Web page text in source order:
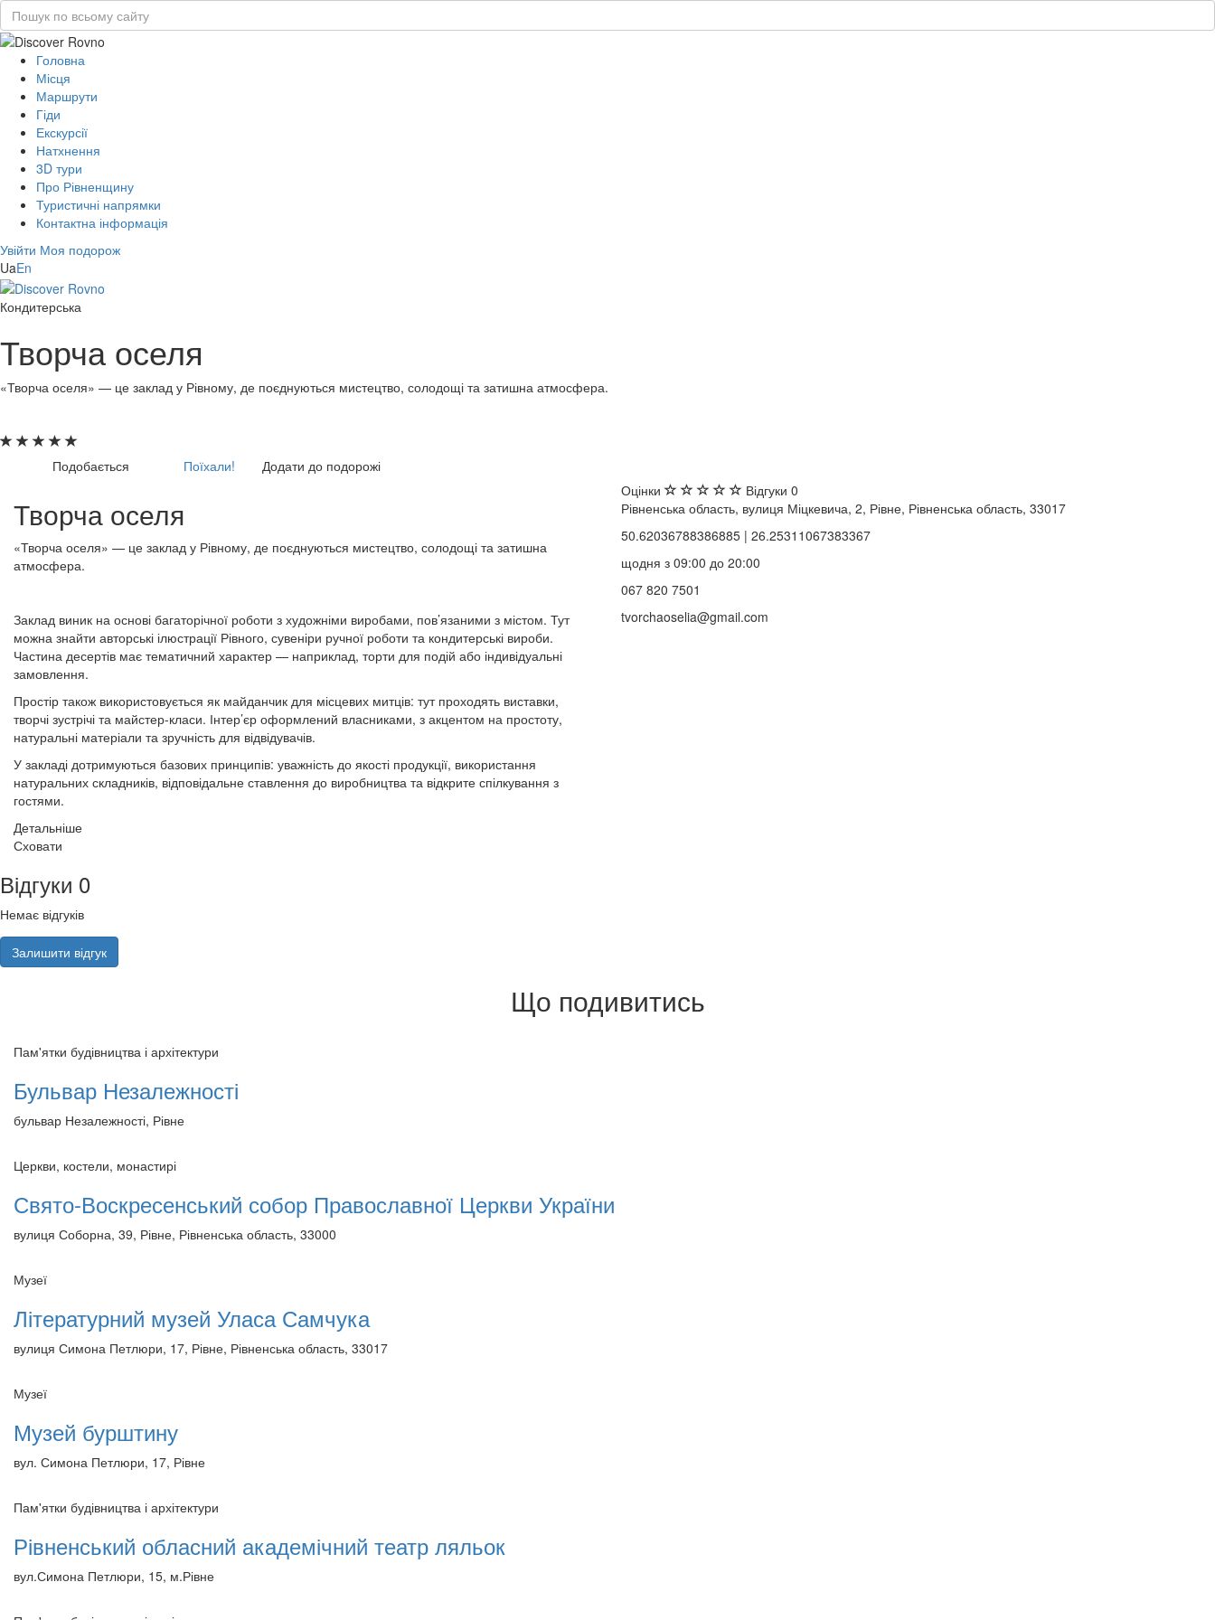
Головна
Місця
Маршрути
Гіди
Екскурсії
Натхнення
3D тури
Про Рівненщину
Туристичні напрямки
Контактна інформація
Увійти Моя подорож
UaEn
Кондитерська
Творча оселя
«Творча оселя» — це заклад у Рівному, де поєднуються мистецтво, солодощі та затишна атмосфера.
Подобається Поїхали! Додати до подорожі
Творча оселя
«Творча оселя» — це заклад у Рівному, де поєднуються мистецтво, солодощі та затишна
атмосфера.
Заклад виник на основі багаторічної роботи з художніми виробами, пов’язаними з містом. Тут
можна знайти авторські ілюстрації Рівного, сувеніри ручної роботи та кондитерські вироби.
Частина десертів має тематичний характер — наприклад, торти для подій або індивідуальні
замовлення.
Простір також використовується як майданчик для місцевих митців: тут проходять виставки,
творчі зустрічі та майстер-класи. Інтер’єр оформлений власниками, з акцентом на простоту,
натуральні матеріали та зручність для відвідувачів.
У закладі дотримуються базових принципів: уважність до якості продукції, використання
натуральних складників, відповідальне ставлення до виробництва та відкрите спілкування з
гостями.
Детальніше
Сховати
Оцінки Відгуки 0
Рівненська область, вулиця Міцкевича, 2, Рівне, Рівненська область, 33017
50.62036788386885 | 26.25311067383367
щодня з 09:00 до 20:00
067 820 7501
tvorchaoselia@gmail.com
Відгуки 0
Немає відгуків
Залишити відгук
Що подивитись
Пам'ятки будівництва і архітектури
Бульвар Незалежності
бульвар Незалежності, Рівне
Церкви, костели, монастирі
Свято-Воскресенський собор Православної Церкви України
вулиця Соборна, 39, Рівне, Рівненська область, 33000
Музеї
Літературний музей Уласа Самчука
вулиця Симона Петлюри, 17, Рівне, Рівненська область, 33017
Музеї
Музей бурштину
вул. Симона Петлюри, 17, Рівне
Пам'ятки будівництва і архітектури
Рівненський обласний академічний театр ляльок
вул.Симона Петлюри, 15, м.Рівне